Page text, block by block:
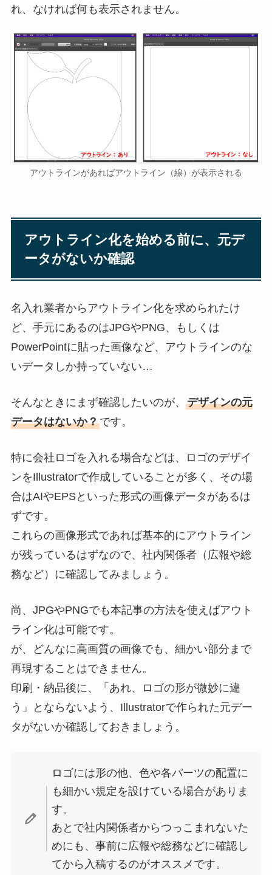
れ、なければ何も表示されません。
アウトラインがあればアウトライン（線）が表示される
アウトライン化を始める前に、元デ
ータがないか確認
名入れ業者からアウトライン化を求められたけ
ど、手元にあるのはJPGやPNG、もしくは
PowerPointに貼った画像など、アウトラインのな
いデータしか持っていない…
そんなときにまず確認したいのが、 デザインの元
データはないか？です。
特に会社ロゴを入れる場合などは、ロゴのデザイ
ンをIllustratorで作成していることが多く、その場
合はAIやEPSといった形式の画像データがあるは
ずです。
これらの画像形式であれば基本的にアウトライン
が残っているはずなので、社内関係者（広報や総
務など）に確認してみましょう。
尚、JPGやPNGでも本記事の方法を使えばアウト
ライン化は可能です。
が、どんなに高画質の画像でも、細かい部分まで
再現することはできません。
印刷・納品後に、「あれ、ロゴの形が微妙に違
う」とならないよう、Illustratorで作られた元デー
タがないか確認しておきましょう。
ロゴには形の他、色や各パーツの配置に
も細かい規定を設けている場合がありま
す。
あとで社内関係者からつっこまれないた
めにも、事前に広報や総務などに確認し
てから入稿するのがオススメです。